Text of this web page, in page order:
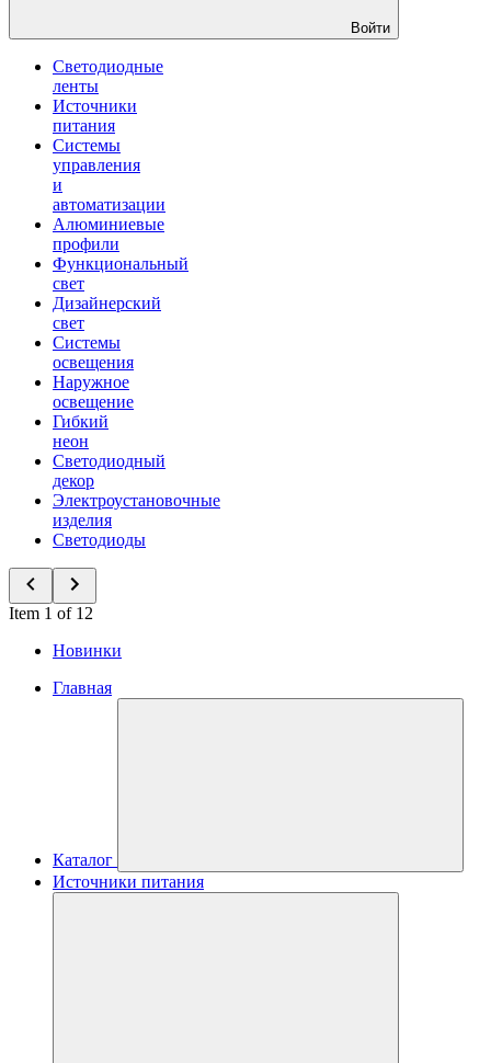
Войти
Светодиодные
ленты
Источники
питания
Системы
управления
и
автоматизации
Алюминиевые
профили
Функциональный
свет
Дизайнерский
свет
Системы
освещения
Наружное
освещение
Гибкий
неон
Светодиодный
декор
Электроустановочные
изделия
Светодиоды
Item 1 of 12
Новинки
Главная
Каталог
Источники питания